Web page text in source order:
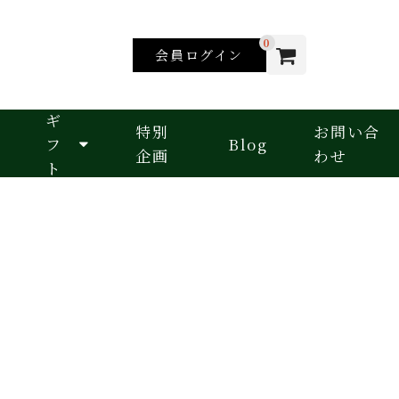
会員ログイン
0
ギ
フ
ト
特別
企画
Blog
お問い合
わせ